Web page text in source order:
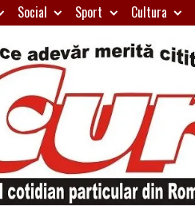
Social Sport Cultura